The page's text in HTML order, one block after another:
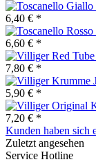
6,40 € *
6,60 € *
7,80 € *
5,90 € *
7,20 € *
Kunden haben sich
Zuletzt angesehen
Service Hotline